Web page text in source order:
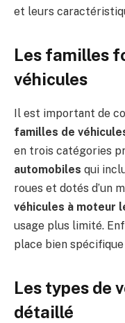
et leurs
Les familles
véhicules
Il est important de
familles de
en trois catégories
automobiles qui
roues et dotés d’un
véhicules à moteur
usage plus limité.
place bien
Les types de
détaillé